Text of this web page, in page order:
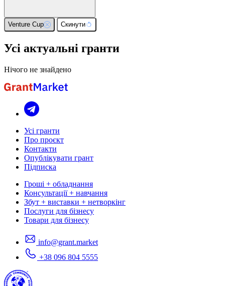
Venture Cup Скинути
Усі актуальні гранти
Нічого не знайдено
Усі гранти
Про проєкт
Контакти
Опублікувати грант
Підписка
Гроші + обладнання
Консультації + навчання
Збут + виставки + нетворкінг
Послуги для бізнесу
Товари для бізнесу
info@grant.market
+38 096 804 5555